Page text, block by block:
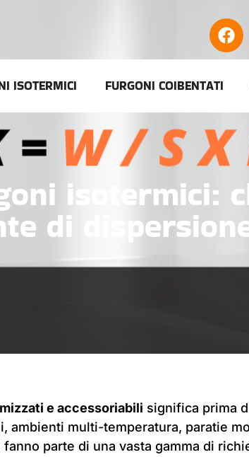
ISOTERMICI FURGONI COIBENTATI
isotermici:
di
e accessoriabili significa prima
ambienti multi-temperatura, paratie
parte di una vasta gamma di